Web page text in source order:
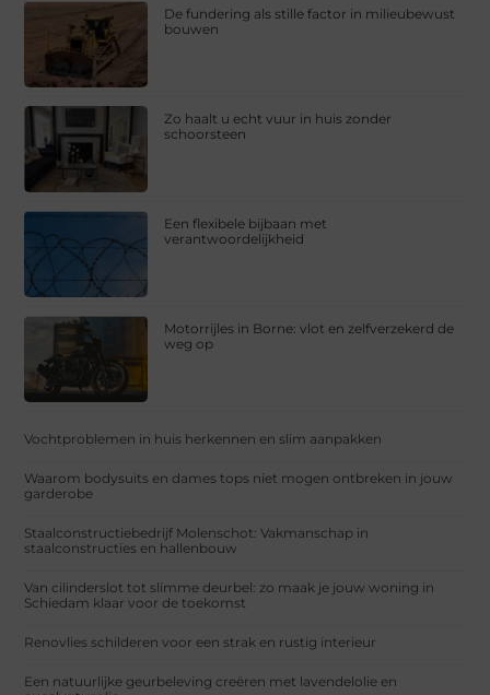
De fundering als stille factor in milieubewust
bouwen
Zo haalt u echt vuur in huis zonder
schoorsteen
Een flexibele bijbaan met
verantwoordelijkheid
Motorrijles in Borne: vlot en zelfverzekerd de
weg op
Vochtproblemen in huis herkennen en slim aanpakken
Waarom bodysuits en dames tops niet mogen ontbreken in jouw
garderobe
Staalconstructiebedrijf Molenschot: Vakmanschap in
staalconstructies en hallenbouw
Van cilinderslot tot slimme deurbel: zo maak je jouw woning in
Schiedam klaar voor de toekomst
Renovlies schilderen voor een strak en rustig interieur
Een natuurlijke geurbeleving creëren met lavendelolie en